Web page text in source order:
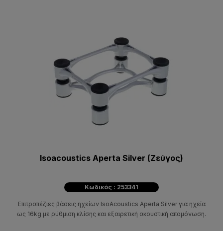
Isoacoustics Aperta Silver (Ζεύγος)
Κωδικός : 253341
Επιτραπέζιες βάσεις ηχείων IsoAcoustics Aperta Silver για ηχεία
ως 16kg με ρύθμιση κλίσης και εξαιρετική ακουστική απομόνωση.